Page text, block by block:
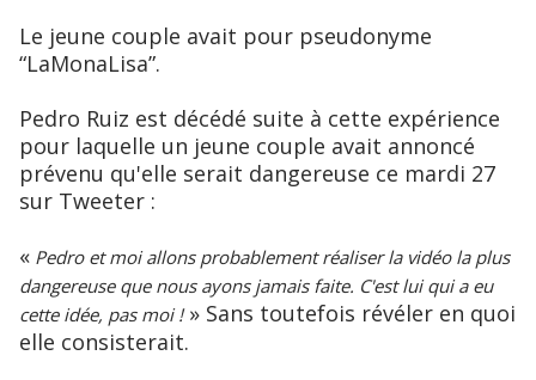
Le jeune couple avait pour pseudonyme
“LaMonaLisa”.
Pedro Ruiz est décédé suite à cette expérience
pour laquelle un jeune couple avait annoncé
prévenu qu'elle serait dangereuse ce mardi 27
sur Tweeter :
« Pedro et moi allons probablement réaliser la vidéo la plus
dangereuse que nous ayons jamais faite. C'est lui qui a eu
cette idée, pas moi !» Sans toutefois révéler en quoi
elle consisterait.